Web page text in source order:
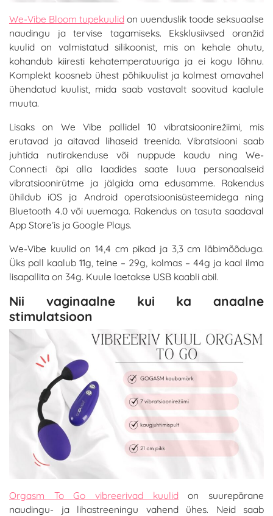
We-Vibe Bloom tupekuulid on uuenduslik toode seksuaalse
naudingu ja tervise tagamiseks. Eksklusiivsed oranžid
kuulid on valmistatud silikoonist, mis on kehale ohutu,
kohandub kiiresti kehatemperatuuriga ja ei kogu lõhnu.
Komplekt koosneb ühest põhikuulist ja kolmest omavahel
ühendatud kuulist, mida saab vastavalt soovitud kaalule
muuta.
Lisaks on We Vibe pallidel 10 vibratsioonirežiimi, mis
erutavad ja aitavad lihaseid treenida. Vibratsiooni saab
juhtida nutirakenduse või nuppude kaudu ning We-
Connecti äpi alla laadides saate luua personaalseid
vibratsioonirütme ja jälgida oma edusamme. Rakendus
ühildub iOS ja Android operatsioonisüsteemidega ning
Bluetooth 4.0 või uuemaga. Rakendus on tasuta saadaval
App Store’is ja Google Plays.
We-Vibe kuulid on 14,4 cm pikad ja 3,3 cm läbimõõduga.
Üks pall kaalub 11g, teine – 29g, kolmas – 44g ja kaal ilma
lisapallita on 34g. Kuule laetakse USB kaabli abil.
Nii vaginaalne kui ka anaalne
stimulatsioon
Orgasm To Go vibreerivad kuulidon suurepärane
naudingu- ja lihastreeningu vahend ühes. Neid saab